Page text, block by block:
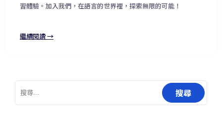
習體驗。加入我們，在語言的世界裡，探索無限的可能！
繼續閱讀 →
搜
尋
關